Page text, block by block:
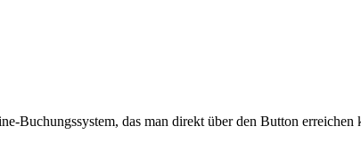
Buchungssystem, das man direkt über den Button erreichen